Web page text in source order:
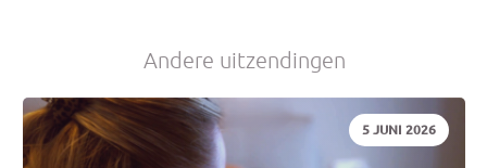
Andere uitzendingen
DATUM:
5 JUNI 2026